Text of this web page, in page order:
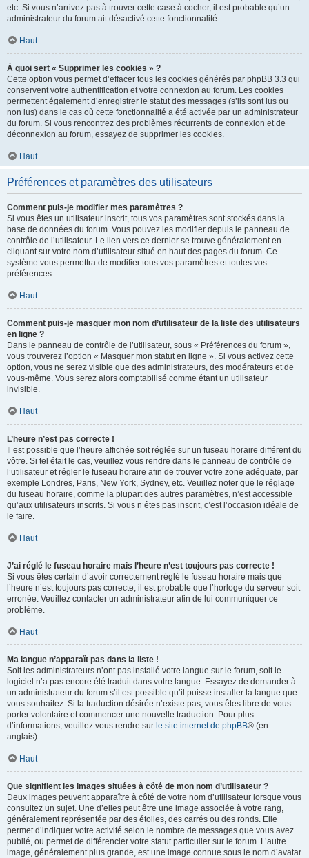
etc. Si vous n’arrivez pas à trouver cette case à cocher, il est probable qu’un
administrateur du forum ait désactivé cette fonctionnalité.
Haut
À quoi sert « Supprimer les cookies » ?
Cette option vous permet d’effacer tous les cookies générés par phpBB 3.3 qui
conservent votre authentification et votre connexion au forum. Les cookies
permettent également d’enregistrer le statut des messages (s’ils sont lus ou
non lus) dans le cas où cette fonctionnalité a été activée par un administrateur
du forum. Si vous rencontrez des problèmes récurrents de connexion et de
déconnexion au forum, essayez de supprimer les cookies.
Haut
Préférences et paramètres des utilisateurs
Comment puis-je modifier mes paramètres ?
Si vous êtes un utilisateur inscrit, tous vos paramètres sont stockés dans la
base de données du forum. Vous pouvez les modifier depuis le panneau de
contrôle de l’utilisateur. Le lien vers ce dernier se trouve généralement en
cliquant sur votre nom d’utilisateur situé en haut des pages du forum. Ce
système vous permettra de modifier tous vos paramètres et toutes vos
préférences.
Haut
Comment puis-je masquer mon nom d’utilisateur de la liste des utilisateurs
en ligne ?
Dans le panneau de contrôle de l’utilisateur, sous « Préférences du forum »,
vous trouverez l’option « Masquer mon statut en ligne ». Si vous activez cette
option, vous ne serez visible que des administrateurs, des modérateurs et de
vous-même. Vous serez alors comptabilisé comme étant un utilisateur
invisible.
Haut
L’heure n’est pas correcte !
Il est possible que l’heure affichée soit réglée sur un fuseau horaire différent du
vôtre. Si tel était le cas, veuillez vous rendre dans le panneau de contrôle de
l’utilisateur et régler le fuseau horaire afin de trouver votre zone adéquate, par
exemple Londres, Paris, New York, Sydney, etc. Veuillez noter que le réglage
du fuseau horaire, comme la plupart des autres paramètres, n’est accessible
qu’aux utilisateurs inscrits. Si vous n’êtes pas inscrit, c’est l’occasion idéale de
le faire.
Haut
J’ai réglé le fuseau horaire mais l’heure n’est toujours pas correcte !
Si vous êtes certain d’avoir correctement réglé le fuseau horaire mais que
l’heure n’est toujours pas correcte, il est probable que l’horloge du serveur soit
erronée. Veuillez contacter un administrateur afin de lui communiquer ce
problème.
Haut
Ma langue n’apparaît pas dans la liste !
Soit les administrateurs n’ont pas installé votre langue sur le forum, soit le
logiciel n’a pas encore été traduit dans votre langue. Essayez de demander à
un administrateur du forum s’il est possible qu’il puisse installer la langue que
vous souhaitez. Si la traduction désirée n’existe pas, vous êtes libre de vous
porter volontaire et commencer une nouvelle traduction. Pour plus
d’informations, veuillez vous rendre sur le site internet de phpBB® (en
anglais).
Haut
Que signifient les images situées à côté de mon nom d’utilisateur ?
Deux images peuvent apparaître à côté de votre nom d’utilisateur lorsque vous
consultez un sujet. Une d’elles peut être une image associée à votre rang,
généralement représentée par des étoiles, des carrés ou des ronds. Elle
permet d’indiquer votre activité selon le nombre de messages que vous avez
publié, ou permet de différencier votre statut particulier sur le forum. L’autre
image, généralement plus grande, est une image connue sous le nom d’avatar